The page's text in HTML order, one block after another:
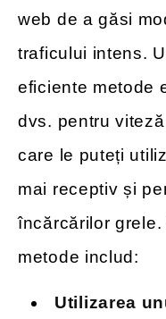
web de a găsi
traficului intens.
eficiente metode
dvs. pentru
care le puteți
mai receptiv și
încărcărilor
metode includ:
Utilizarea